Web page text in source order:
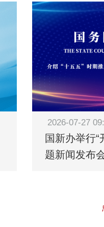
2026-07-27
国新办举行“
题新闻发布